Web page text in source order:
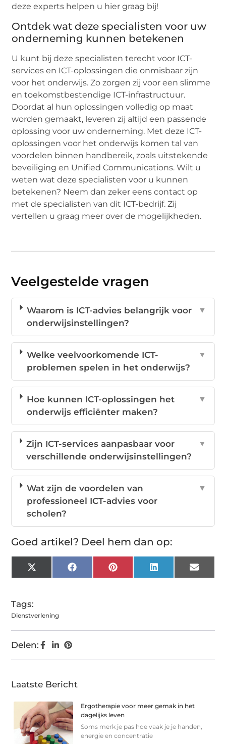
deze experts helpen u hier graag bij!
Ontdek wat deze specialisten voor uw
onderneming kunnen betekenen
U kunt bij deze specialisten terecht voor ICT-
services en ICT-oplossingen die onmisbaar zijn
voor het onderwijs. Zo zorgen zij voor een slimme
en toekomstbestendige ICT-infrastructuur.
Doordat al hun oplossingen volledig op maat
worden gemaakt, leveren zij altijd een passende
oplossing voor uw onderneming. Met deze ICT-
oplossingen voor het onderwijs komen tal van
voordelen binnen handbereik, zoals uitstekende
beveiliging en Unified Communications. Wilt u
weten wat deze specialisten voor u kunnen
betekenen? Neem dan zeker eens contact op
met de specialisten van dit ICT-bedrijf. Zij
vertellen u graag meer over de mogelijkheden.
Veelgestelde vragen
Waarom is ICT-advies belangrijk voor
onderwijsinstellingen?
▼
Welke veelvoorkomende ICT-
problemen spelen in het onderwijs?
▼
Hoe kunnen ICT-oplossingen het
onderwijs efficiënter maken?
▼
Zijn ICT-services aanpasbaar voor
verschillende onderwijsinstellingen?
▼
Wat zijn de voordelen van
professioneel ICT-advies voor
scholen?
▼
Goed artikel? Deel hem dan op:
X
(Twitter)
FacebookPinterest LinkedIn Email
Tags:
Dienstverlening
Delen:
Laatste Bericht
Ergotherapie voor meer gemak in het
dagelijks leven
Soms merk je pas hoe vaak je je handen,
energie en concentratie